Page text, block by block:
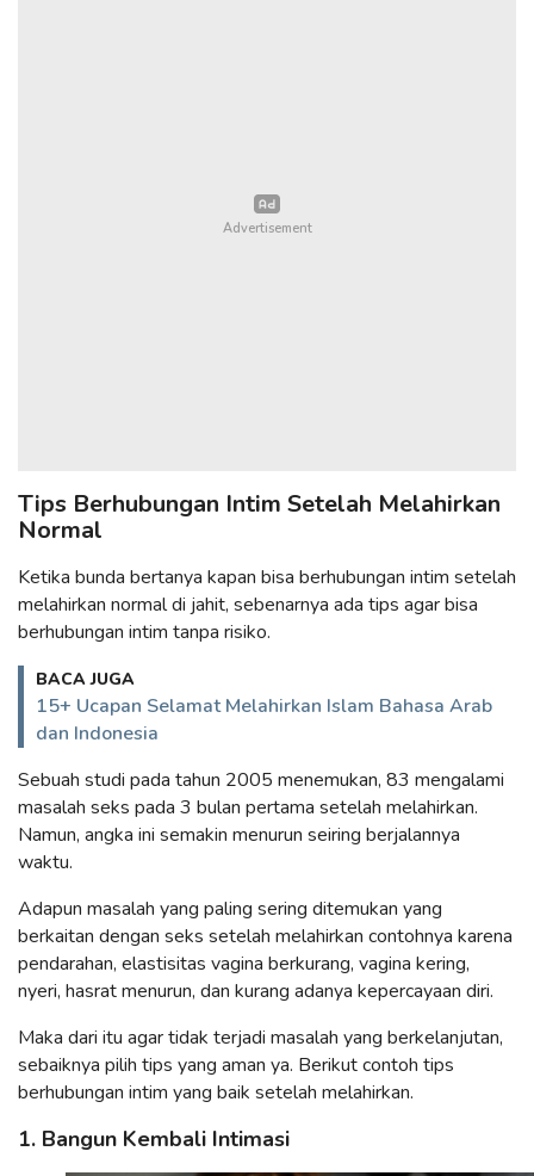
Tips Berhubungan Intim Setelah Melahirkan
Normal
Ketika bunda bertanya kapan bisa berhubungan intim setelah
melahirkan normal di jahit, sebenarnya ada tips agar bisa
berhubungan intim tanpa risiko.
BACA JUGA
15+ Ucapan Selamat Melahirkan Islam Bahasa Arab
dan Indonesia
Sebuah studi pada tahun 2005 menemukan, 83 mengalami
masalah seks pada 3 bulan pertama setelah melahirkan.
Namun, angka ini semakin menurun seiring berjalannya
waktu.
Adapun masalah yang paling sering ditemukan yang
berkaitan dengan seks setelah melahirkan contohnya karena
pendarahan, elastisitas vagina berkurang, vagina kering,
nyeri, hasrat menurun, dan kurang adanya kepercayaan diri.
Maka dari itu agar tidak terjadi masalah yang berkelanjutan,
sebaiknya pilih tips yang aman ya. Berikut contoh tips
berhubungan intim yang baik setelah melahirkan.
1. Bangun Kembali Intimasi